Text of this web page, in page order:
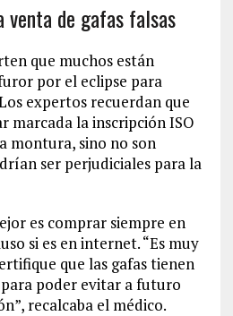
de gafas falsas
que muchos están
por el eclipse para
expertos recuerdan que
marcada la inscripción ISO
montura, sino no son
ser perjudiciales para la
es comprar siempre en
si es en internet. “Es muy
que las gafas tienen
poder evitar a futuro
recalcaba el médico.